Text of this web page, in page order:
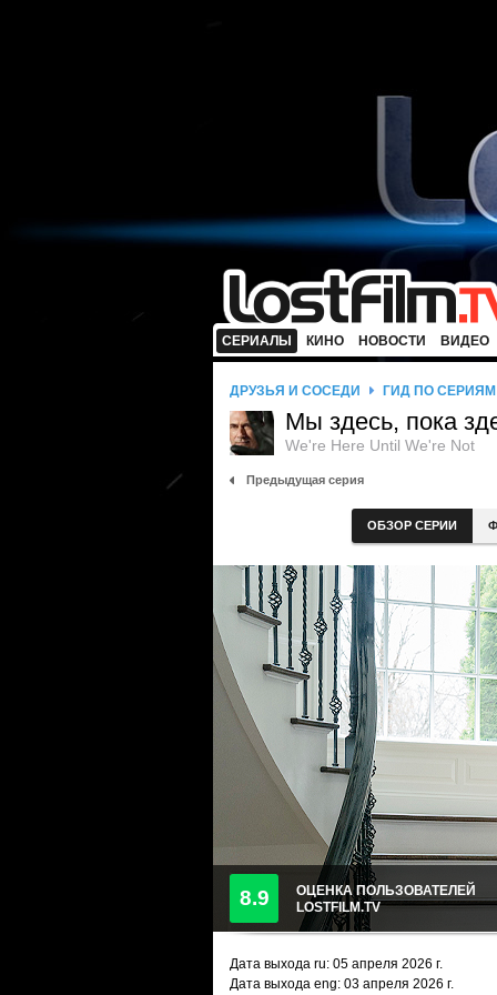
СЕРИАЛЫ КИНО НОВОСТИ ВИДЕО
ДРУЗЬЯ И СОСЕДИ ГИД ПО СЕРИЯМ
Мы здесь, пока
We're Here Until We're Not
Предыдущая серия
ОБЗОР СЕРИИ
8.9
ОЦЕНКА ПОЛЬЗОВАТЕЛЕЙ
LOSTFILM.TV
Дата выхода ru: 05 апреля 2026 г.
Дата выхода eng: 03 апреля 2026 г.